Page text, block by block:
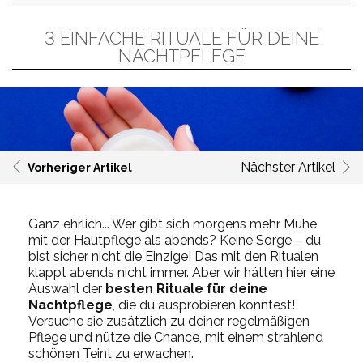
3 EINFACHE RITUALE FÜR DEINE
NACHTPFLEGE
Vorheriger Artikel Nächster Artikel
Ganz ehrlich... Wer gibt sich morgens mehr Mühe
mit der Hautpflege als abends? Keine Sorge – du
bist sicher nicht die Einzige! Das mit den Ritualen
klappt abends nicht immer. Aber wir hätten hier eine
Auswahl der besten Rituale für deine
Nachtpflege , die du ausprobieren könntest!
Versuche sie zusätzlich zu deiner regelmäßigen
Pflege und nütze die Chance, mit einem strahlend
schönen Teint zu erwachen.